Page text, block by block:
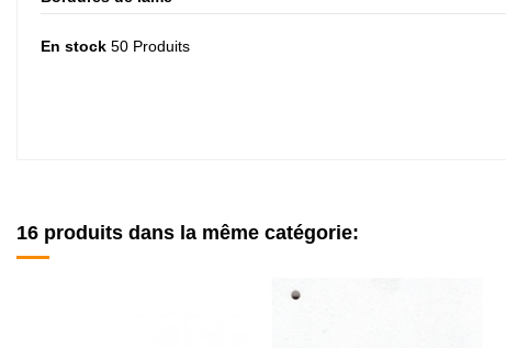
En stock 50 Produits
16 produits dans la même catégorie: